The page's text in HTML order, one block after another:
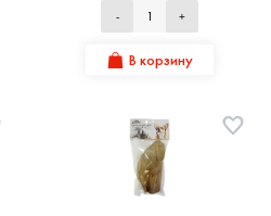
- +
В корзину